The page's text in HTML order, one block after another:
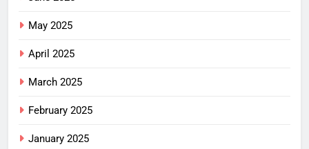
May 2025
April 2025
March 2025
February 2025
January 2025